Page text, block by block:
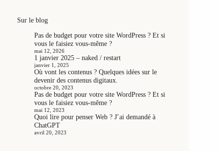
Sur le blog
Pas de budget pour votre site WordPress ? Et si
vous le faisiez vous-même ?
mai 12, 2026
1 janvier 2025 – naked / restart
janvier 1, 2025
Où vont les contenus ? Quelques idées sur le
devenir des contenus digitaux.
octobre 20, 2023
Pas de budget pour votre site WordPress ? Et si
vous le faisiez vous-même ?
mai 12, 2023
Quoi lire pour penser Web ? J’ai demandé à
ChatGPT
avril 20, 2023